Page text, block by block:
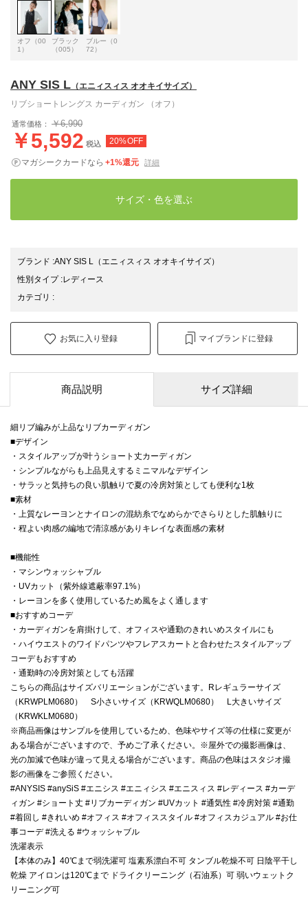
オフ（00
1）
ブラック
（005）
ブルー（0
72）
ANY SIS L （エニィスィス オオキイサイズ）
リブショートレングス カーディガン （オフ）
通常価格： ￥6,990
￥5,592 税込 20%OFF
マガシークカードなら +1%還元 詳細
サイズ・色を選ぶ
ブランド :ANY SIS L
（エニィスィス オオキイサイズ）
性別タイプ:レディース
カテゴリ :
お気に入り登録 マイブランドに登録
商品説明 サイズ詳細
細リブ編みが上品なリブカーディガン
■デザイン
・スタイルアップが叶うショート丈カーディガン
・シンプルながらも上品見えするミニマルなデザイン
・サラッと気持ちの良い肌触りで夏の冷房対策としても便利な1枚
■素材
・上質なレーヨンとナイロンの混紡糸でなめらかでさらりとした肌触りに
・程よい肉感の編地で清涼感がありキレイな表面感の素材
■機能性
・マシンウォッシャブル
・UVカット（紫外線遮蔽率97.1%）
・レーヨンを多く使用しているため風をよく通します
■おすすめコーデ
・カーディガンを肩掛けして、オフィスや通勤のきれいめスタイルにも
・ハイウエストのワイドパンツやフレアスカートと合わせたスタイルアップ
コーデもおすすめ
・通勤時の冷房対策としても活躍
こちらの商品はサイズバリエーションがございます。Rレギュラーサイズ
（KRWPLM0680） S小さいサイズ（KRWQLM0680） L大きいサイズ
（KRWKLM0680）
※商品画像はサンプルを使用しているため、色味やサイズ等の仕様に変更が
ある場合がございますので、予めご了承ください。※屋外での撮影画像は、
光の加減で色味が違って見える場合がございます。商品の色味はスタジオ撮
影の画像をご参照ください。
#ANYSIS #anySiS #エニシス #エニィシス #エニスィス #レディース #カーデ
ィガン #ショート丈 #リブカーディガン #UVカット #通気性 #冷房対策 #通勤
#着回し #きれいめ #オフィス #オフィススタイル #オフィスカジュアル #お仕
事コーデ #洗える #ウォッシャブル
洗濯表示
【本体のみ】40℃まで弱洗濯可 塩素系漂白不可 タンブル乾燥不可 日陰平干し
乾燥 アイロンは120℃まで ドライクリーニング（石油系）可 弱いウェットク
リーニング可